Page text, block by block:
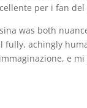
per i fan del
was both
achingly
e